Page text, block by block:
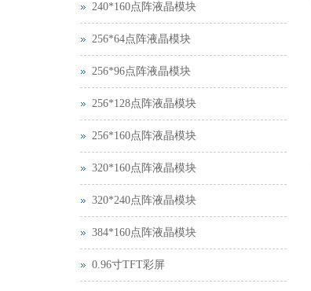
240*160点阵液晶模块
256*64点阵液晶模块
256*96点阵液晶模块
256*128点阵液晶模块
256*160点阵液晶模块
320*160点阵液晶模块
320*240点阵液晶模块
384*160点阵液晶模块
0.96寸TFT彩屏